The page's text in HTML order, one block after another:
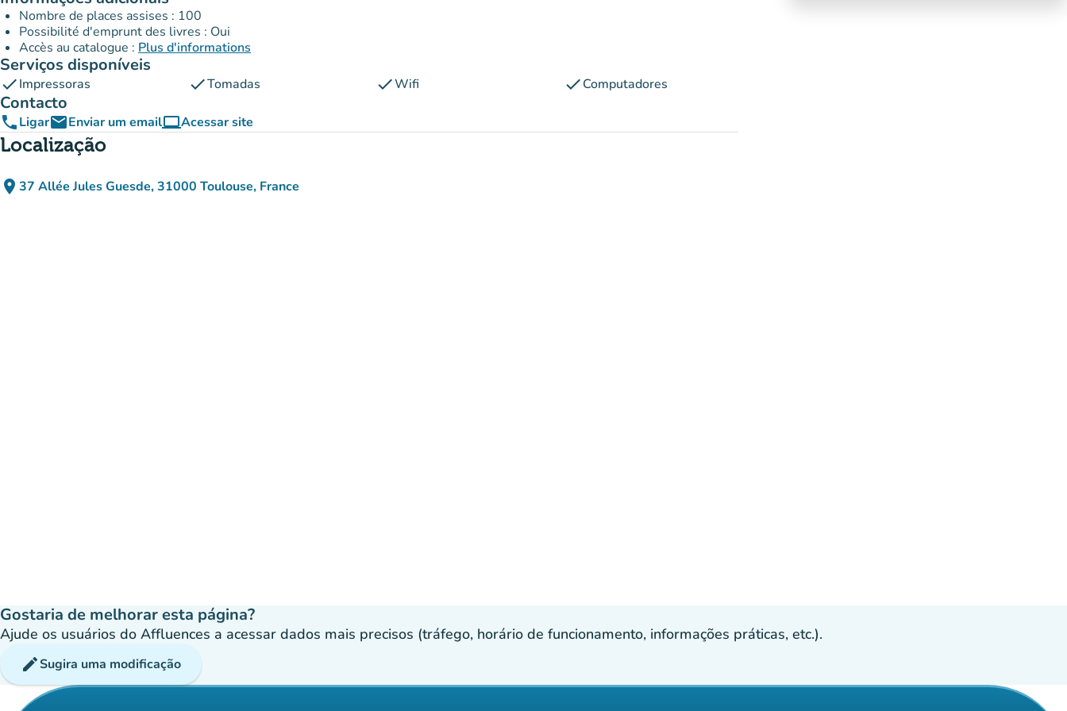
Nombre de places assises : 100
Possibilité d'emprunt des livres : Oui
Accès au catalogue : Plus d'informations
Serviços disponíveis
checkImpressoras checkTomadas checkWifi checkComputadores
Contacto
phoneLigaremailEnviar um emailcomputerAcessar site
(novo separador)
Localização
place 37 Allée Jules Guesde, 31000 Toulouse, France
(abrir no Google Maps)
(novo separador)
Gostaria de melhorar esta página?
Ajude os usuários do Affluences a acessar dados mais precisos (tráfego, horário de funcionamento, informações práticas, etc.).
editSugira uma modificação